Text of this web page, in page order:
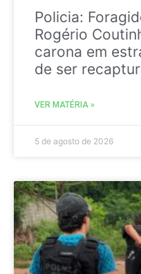
Policia:
Rogério
carona em
de ser
VER MATÉRIA »
5 de agosto de 2026